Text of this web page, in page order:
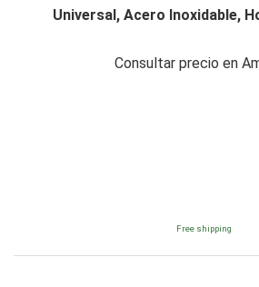
Universal, Acero Inoxidable,
Consultar precio en
Free shipping